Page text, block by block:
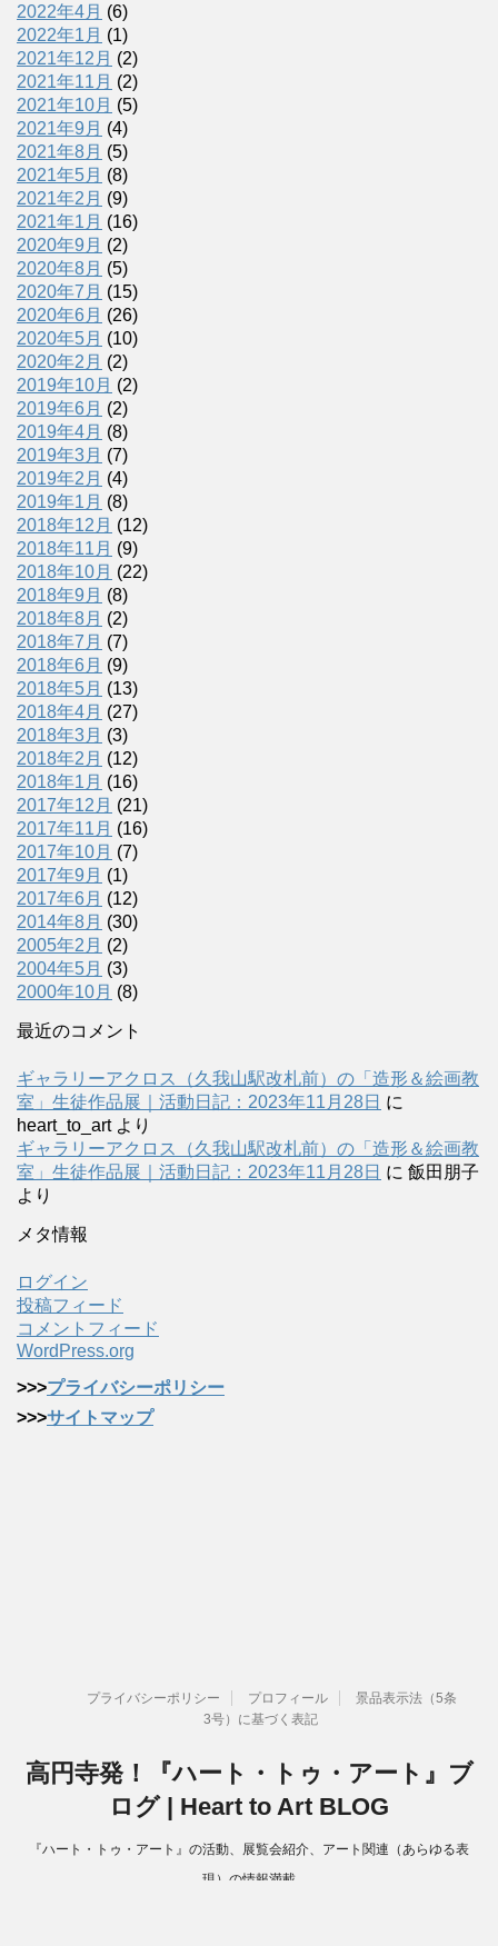
2022年4月 (6)
2022年1月 (1)
2021年12月 (2)
2021年11月 (2)
2021年10月 (5)
2021年9月 (4)
2021年8月 (5)
2021年5月 (8)
2021年2月 (9)
2021年1月 (16)
2020年9月 (2)
2020年8月 (5)
2020年7月 (15)
2020年6月 (26)
2020年5月 (10)
2020年2月 (2)
2019年10月 (2)
2019年6月 (2)
2019年4月 (8)
2019年3月 (7)
2019年2月 (4)
2019年1月 (8)
2018年12月 (12)
2018年11月 (9)
2018年10月 (22)
2018年9月 (8)
2018年8月 (2)
2018年7月 (7)
2018年6月 (9)
2018年5月 (13)
2018年4月 (27)
2018年3月 (3)
2018年2月 (12)
2018年1月 (16)
2017年12月 (21)
2017年11月 (16)
2017年10月 (7)
2017年9月 (1)
2017年6月 (12)
2014年8月 (30)
2005年2月 (2)
2004年5月 (3)
2000年10月 (8)
最近のコメント
ギャラリーアクロス（久我山駅改札前）の「造形＆絵画教
室」生徒作品展｜活動日記：2023年11月28日 に
heart_to_artより
ギャラリーアクロス（久我山駅改札前）の「造形＆絵画教
室」生徒作品展｜活動日記：2023年11月28日 に 飯田朋子
より
メタ情報
ログイン
投稿フィード
コメントフィード
WordPress.org
>>>プライバシーポリシー
>>>サイトマップ
プライバシーポリシー プロフィール
景品表示法（5条
3号）に基づく表記
高円寺発！『ハート・トゥ・アート』ブ
ログ | Heart to Art BLOG
『ハート・トゥ・アート』の活動、展覧会紹介、アート関連（あらゆる表
現）の情報満載